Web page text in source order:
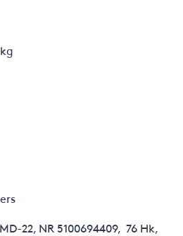
22, NR 5100694409, 76 Hk,